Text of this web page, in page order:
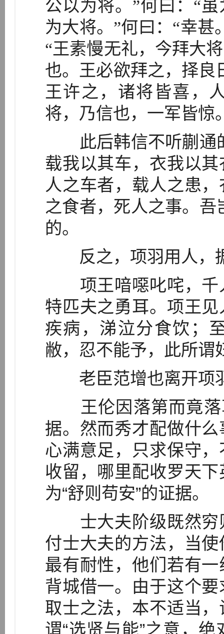
公以为将。”何曰：“
为大将。”何曰：“幸甚
“王素慢无礼，今拜大
也。王必欲拜之，择良
王许之，诸将皆喜，
将，乃信也，一军皆惊
此后韩信不听蒯通
载我以其车，衣我以
人之车者，载人之患
之食者，死人之事。吾
的。
反之，项羽用人，
项王喑噁叱咤，千
特匹夫之勇耳。项王
疾病，涕泣分食饮；
敝，忍不能予，此所谓
老臣范增也离开项
王伦因落第而竟落
据。然而秀才配做什
心满意足，只求保守
收留，哪里配收罗天
为“舒则苟安”的证据。
士大夫阶级既然穷
付士大夫的方法，当
最有耐性，他们若有
背城借一。由于这个
取士之法，本不适当
谓“选贤与能”之意，